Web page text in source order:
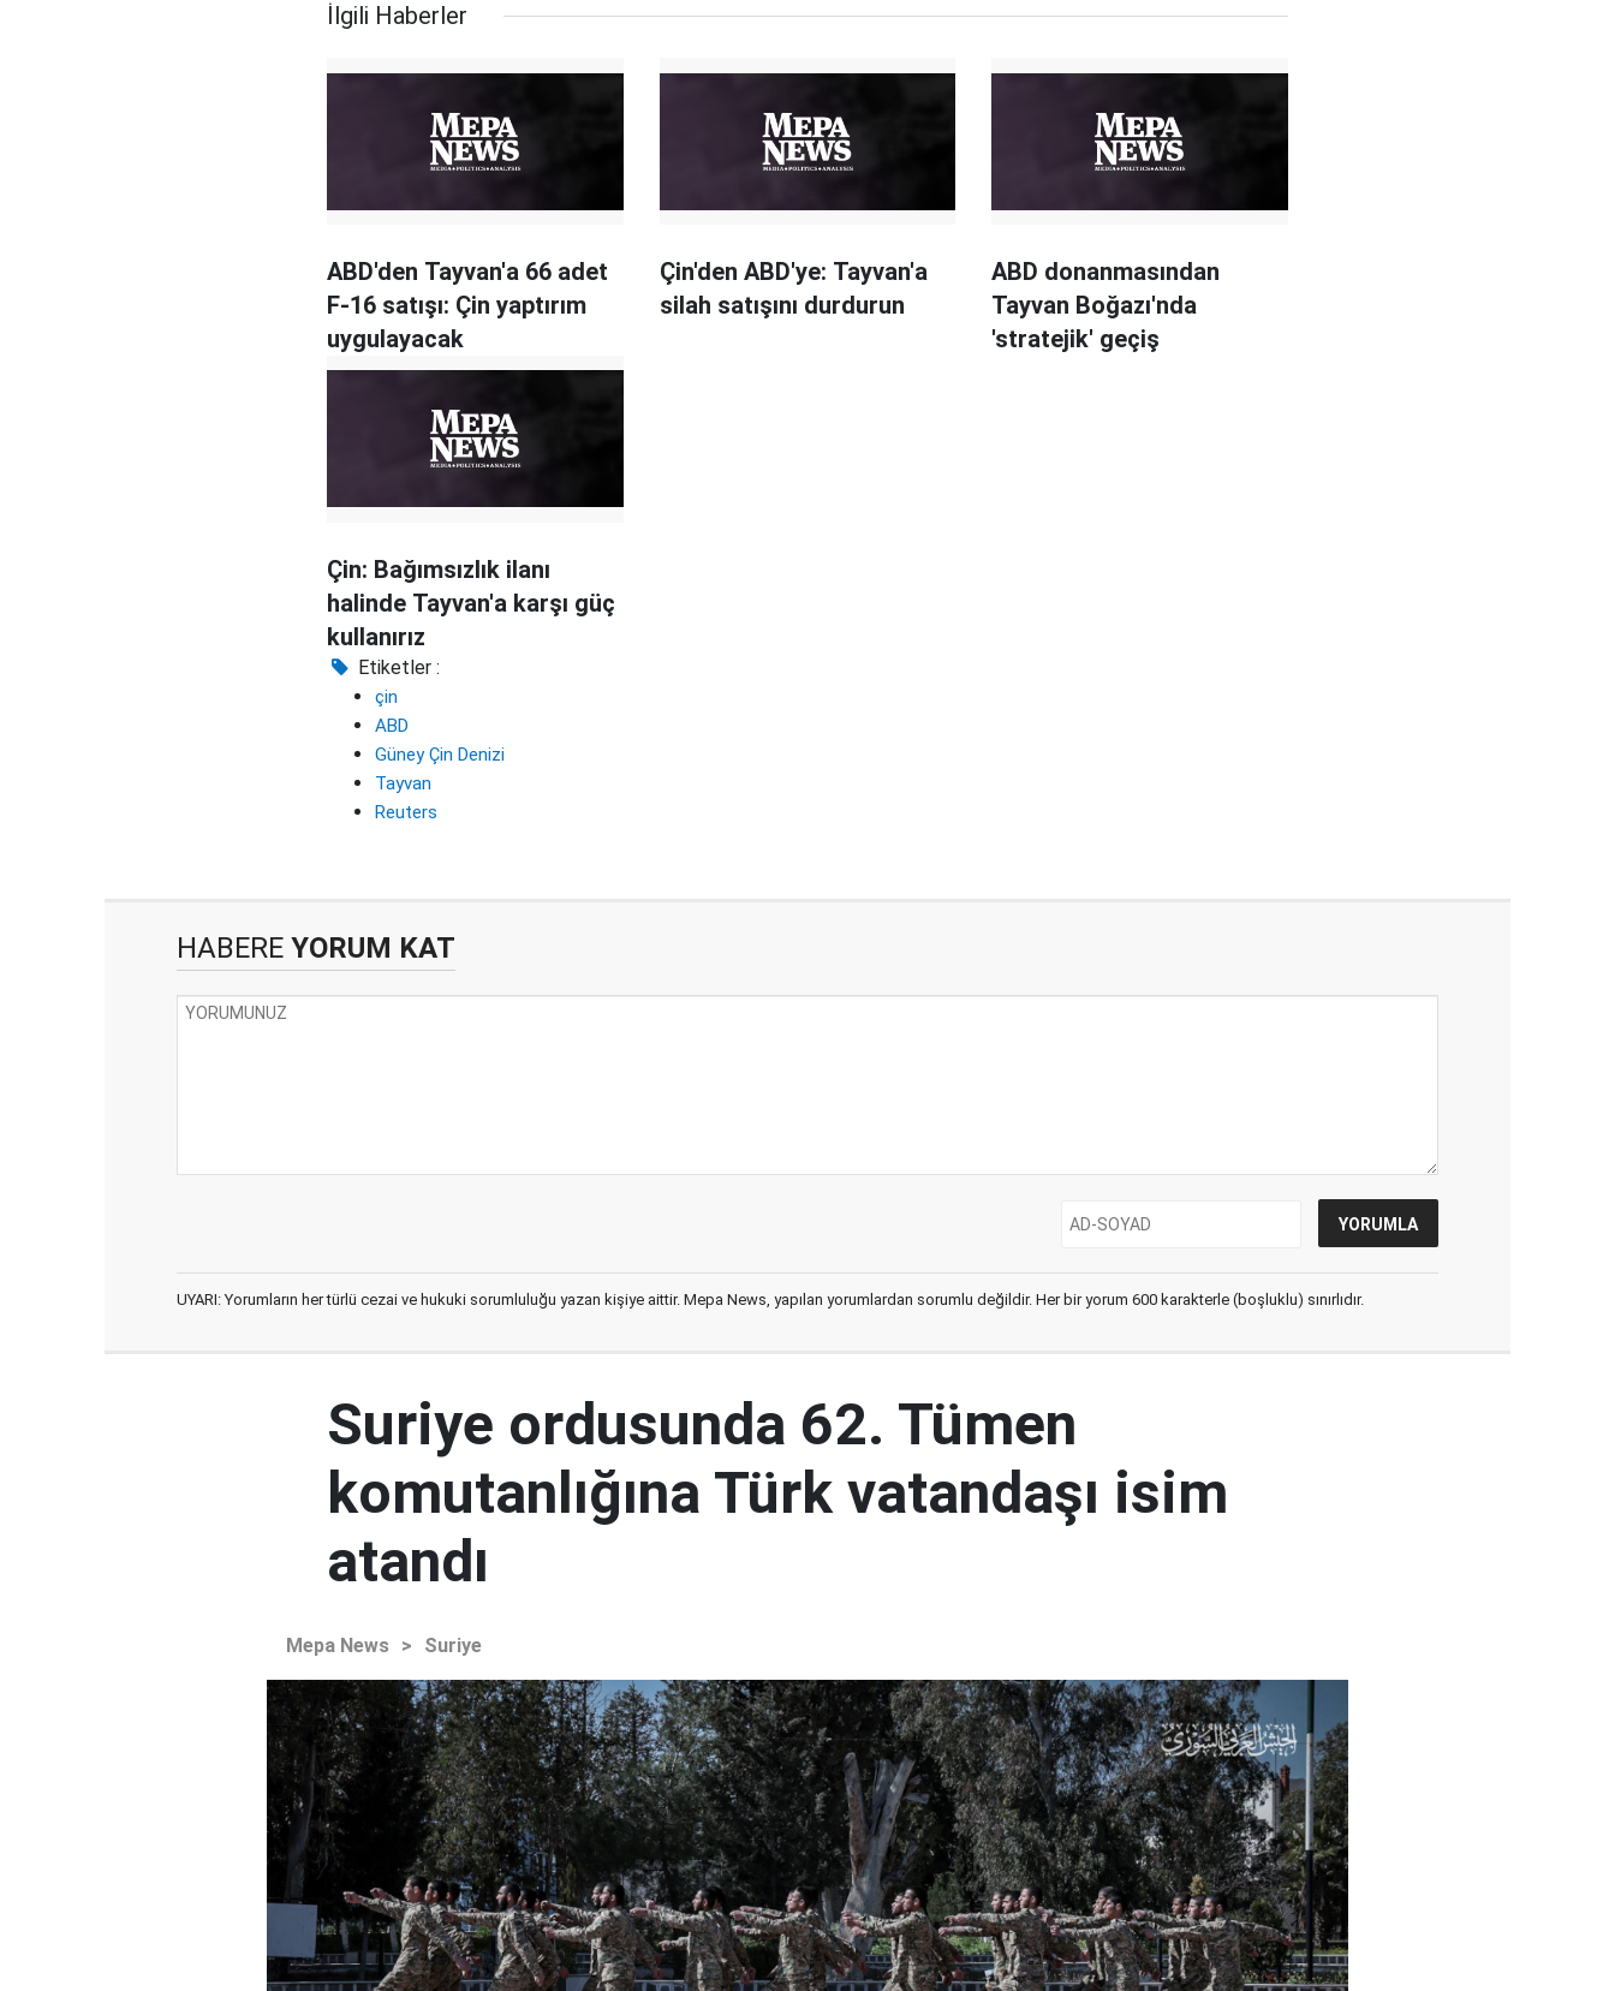
İlgili Haberler
ABD'den Tayvan'a 66 adet
F-16 satışı: Çin yaptırım
uygulayacak
Çin'den ABD'ye: Tayvan'a
silah satışını durdurun
ABD donanmasından
Tayvan Boğazı'nda
'stratejik' geçiş
Çin: Bağımsızlık ilanı
halinde Tayvan'a karşı güç
kullanırız
Etiketler :
çin
ABD
Güney Çin Denizi
Tayvan
Reuters
HABERE YORUM KAT
UYARI: Yorumların her türlü cezai ve hukuki sorumluluğu yazan kişiye aittir. Mepa News, yapılan yorumlardan sorumlu değildir. Her bir yorum 600 karakterle (boşluklu) sınırlıdır.
Suriye ordusunda 62. Tümen
komutanlığına Türk vatandaşı isim
atandı
Mepa News > Suriye